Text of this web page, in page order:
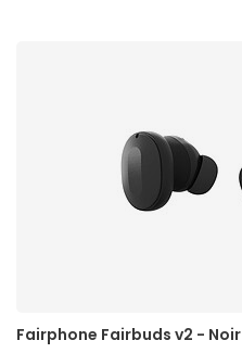
Fairphone Fairbuds v2 - Noir